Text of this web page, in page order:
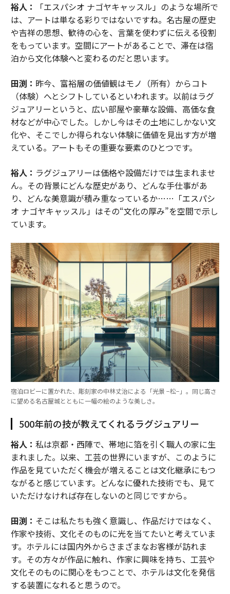
裕人：
「エスパシオ ナゴヤキャッスル」のような場所で
は、アートは単なる彩りではないですね。名古屋の歴史
や吉祥の思想、歓待の心を、言葉を使わずに伝える役割
をもっています。空間にアートがあることで、滞在は宿
泊から文化体験へと変わるのだと思います。
田渕： 昨今、富裕層の価値観はモノ（所有）からコト
（体験）へとシフトしているといわれます。以前はラグ
ジュアリーというと、広い部屋や豪華な設備、高価な食
材などが中心でした。しかし今はその土地にしかない文
化や、そこでしか得られない体験に価値を見出す方が増
えている。アートもその重要な要素のひとつです。
裕人： ラグジュアリーは価格や設備だけでは生まれませ
ん。その背景にどんな歴史があり、どんな手仕事があ
り、どんな美意識が積み重なっているか……「エスパシ
オ ナゴヤキャッスル」はその“文化の厚み”を空間で示し
ています。
宿泊ロビーに置かれた、彫刻家の中林丈治による「光景 −松−」。同じ高さ
に望める名古屋城とともに一幅の絵のような美しさ。
500年前の技が教えてくれるラグジュアリー
裕人： 私は京都・西陣で、帯地に箔を引く職人の家に生
まれました。以来、工芸の世界にいますが、このように
作品を見ていただく機会が増えることは文化継承にもつ
ながると感じています。どんなに優れた技術でも、見て
いただけなければ存在しないのと同じですから。
田渕： そこは私たちも強く意識し、作品だけではなく、
作家や技術、文化そのものに光を当てたいと考えていま
す。ホテルには国内外からさまざまなお客様が訪れま
す。その方々が作品に触れ、作家に興味を持ち、工芸や
文化そのものに関心をもつことで、ホテルは文化を発信
する装置になれると思うので。